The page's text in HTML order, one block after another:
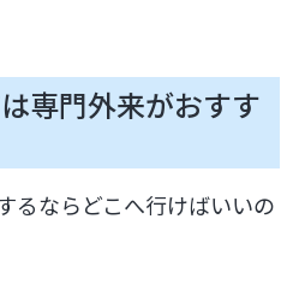
専門外来がおすす
るならどこへ行けばいいの